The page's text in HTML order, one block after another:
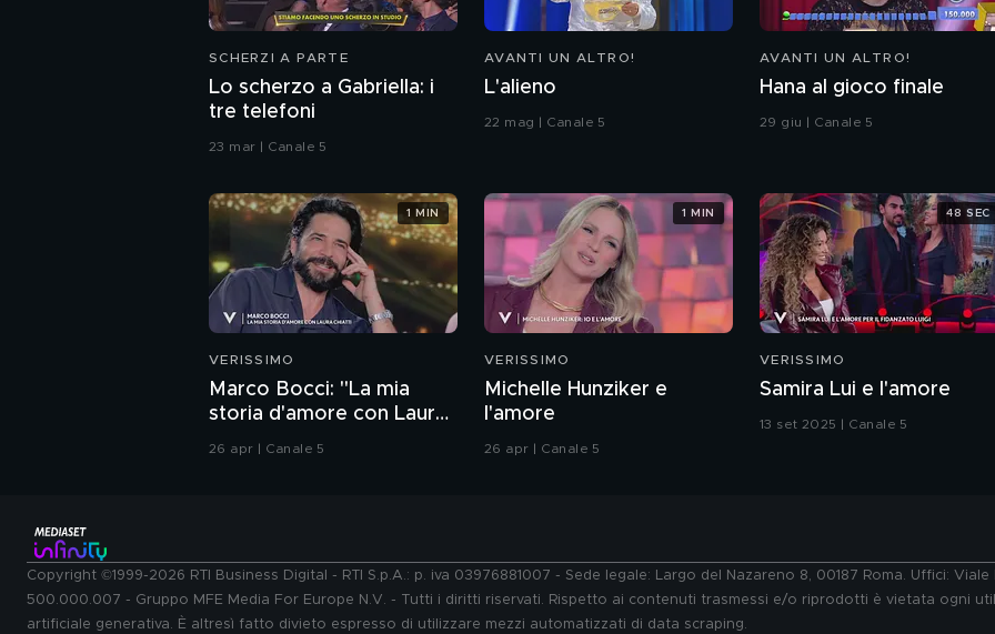
SCHERZI A PARTE
Lo scherzo a Gabriella: i
tre telefoni
23 mar | Canale 5
AVANTI UN ALTRO!
L'alieno
22 mag | Canale 5
AVANTI UN ALTRO!
Hana al gioco finale
29 giu | Canale 5
VERISSIMO
Marco Bocci: "La mia
storia d'amore con Laura
Chiatti"
26 apr | Canale 5
1 MIN
VERISSIMO
Michelle Hunziker e
l'amore
26 apr | Canale 5
1 MIN
VERISSIMO
Samira Lui e l'amore
13 set 2025 | Canale 5
48 SEC
Copyright ©1999-2026 RTI Business Digital - RTI S.p.A.: p. iva 03976881007 - Sede legale: Largo del Nazareno 8, 00187 Roma. Uffici:
500.000.007 - Gruppo MFE Media For Europe N.V. - Tutti i diritti riservati. Rispetto ai contenuti trasmessi e/o riprodotti è vietata ogni
artificiale generativa. È altresì fatto divieto espresso di utilizzare mezzi automatizzati di data scraping.